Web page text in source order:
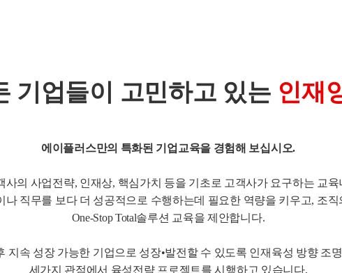
기업들이 고민하고 있는 인재
에이플러스만의 특화된 기업교육을 경험해 보십시오.
사의 사업전략, 인재상, 핵심가치 등을 기초로 고객사가 요구하는 교육
나 직무를 보다 더 성공적으로 수행하는데 필요한 역량을 키우고, 조
One-Stop Total솔루션 교육을 제안합니다.
지속 성장 가능한 기업으로 성장•발전할 수 있도록 인재육성 방향 조
세가지 관점에서 육성전략 프로젝트를 시행하고 있습니다.